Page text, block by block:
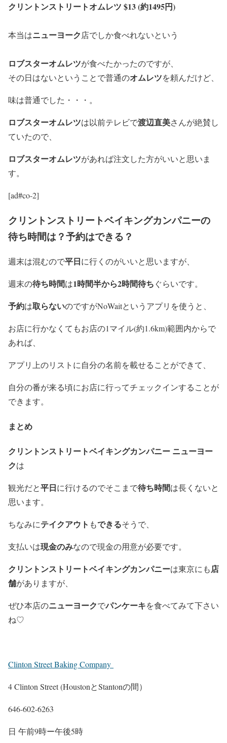
クリントンストリートオムレツ $13 (約1495円)
本当はニューヨーク店でしか食べれないという
ロブスターオムレツが食べたかったのですが、
その日はないということで普通のオムレツを頼んだけど、
味は普通でした・・・。
ロブスターオムレツは以前テレビで渡辺直美さんが絶賛し
ていたので、
ロブスターオムレツがあれば注文した方がいいと思いま
す。
[ad#co-2]
クリントンストリートベイキングカンパニーの
待ち時間は？予約はできる？
週末は混むので平日に行くのがいいと思いますが、
週末の待ち時間は1時間半から2時間待ちぐらいです。
予約は取らないのですがNoWaitというアプリを使うと、
お店に行かなくてもお店の1マイル(約1.6km)範囲内からで
あれば、
アプリ上のリストに自分の名前を載せることができて、
自分の番が来る頃にお店に行ってチェックインすることが
できます。
まとめ
クリントンストリートベイキングカンパニー ニューヨー
クは
観光だと平日に行けるのでそこまで待ち時間は長くないと
思います。
ちなみにテイクアウト もできるそうで、
支払いは現金のみなので現金の用意が必要です。
クリントンストリートベイキングカンパニーは東京にも店
舗がありますが、
ぜひ本店のニューヨークでパンケーキを食べてみて下さい
ね♡
Clinton Street Baking Company
4 Clinton Street (HoustonとStantonの間）
646-602-6263
日 午前9時ー午後5時